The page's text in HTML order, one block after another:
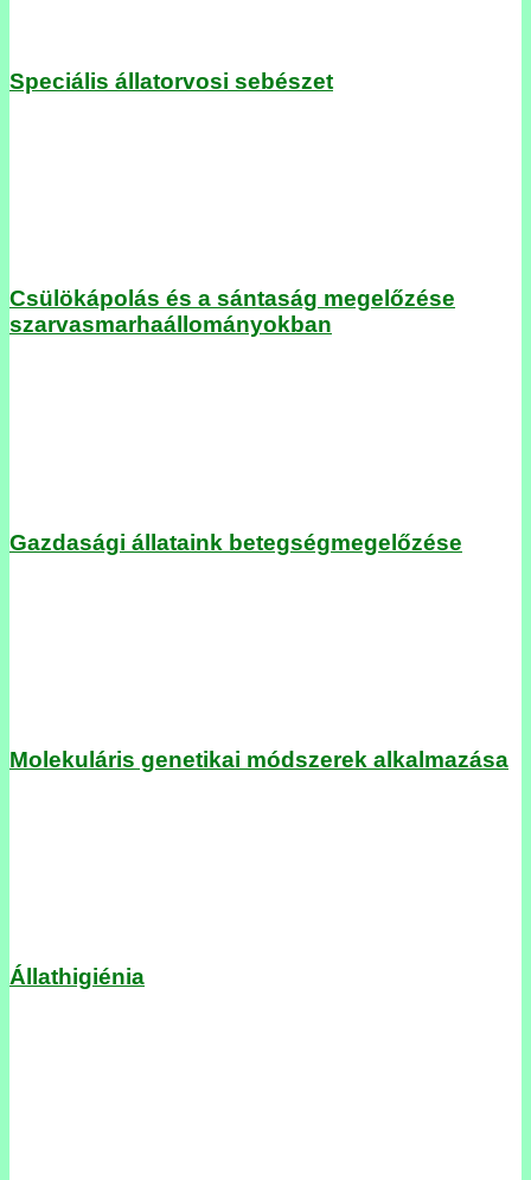
Speciális állatorvosi sebészet
Csülökápolás és a sántaság megelőzése
szarvasmarhaállományokban
Gazdasági állataink betegségmegelőzése
Molekuláris genetikai módszerek alkalmazása
Állathigiénia